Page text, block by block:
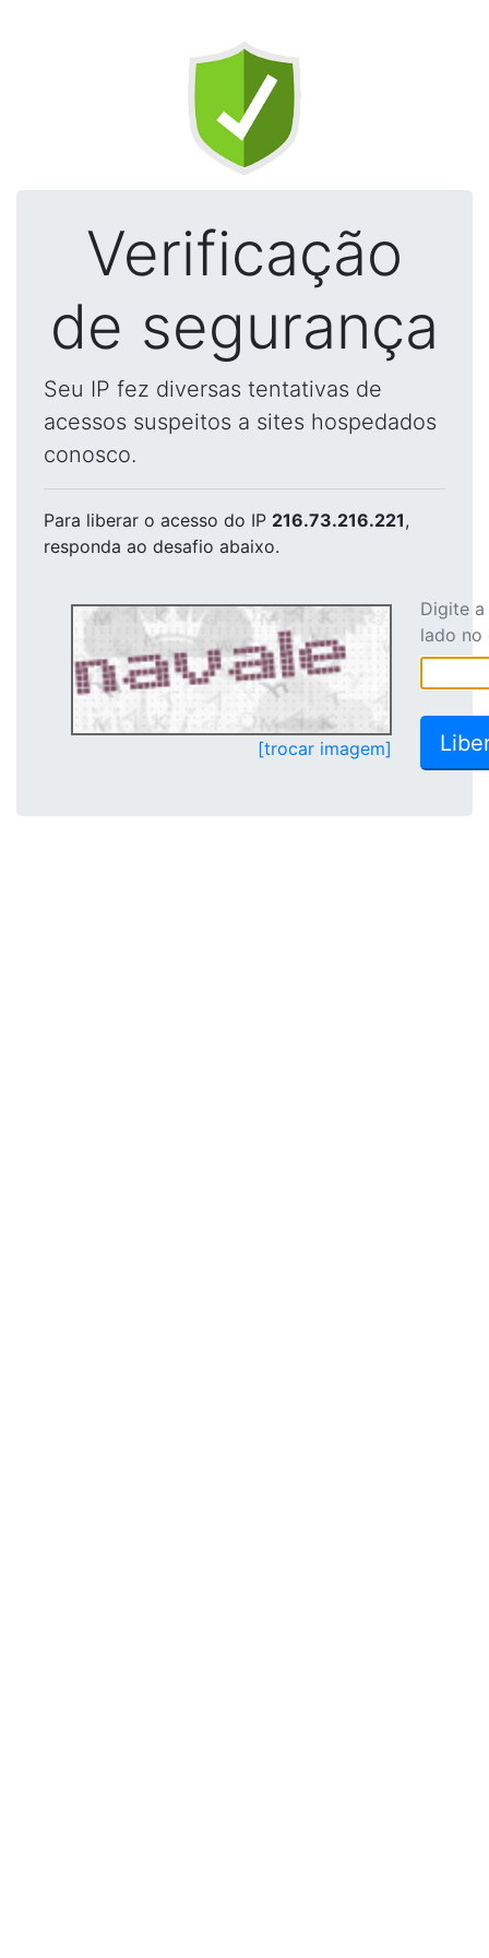
Verificação
de segurança
Seu IP fez diversas tentativas de
acessos suspeitos a sites hospedados
conosco.
Para liberar o acesso do IP 216.73.216.221,
responda ao desafio abaixo.
[trocar imagem]
Digite
lado no